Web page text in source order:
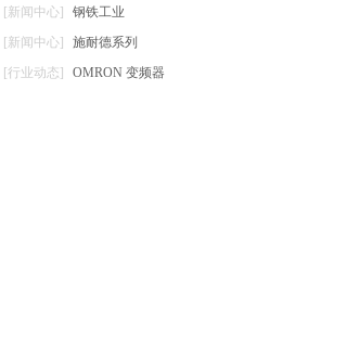
[新闻中心]
钢铁工业
[新闻中心]
施耐德系列
[行业动态]
OMRON 变频器